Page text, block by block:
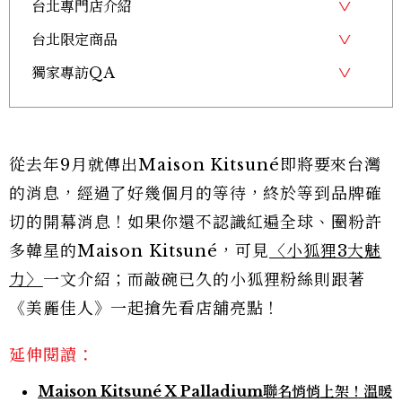
台北專門店介紹
台北限定商品
獨家專訪QA
從去年9月就傳出Maison Kitsuné即將要來台灣
的消息，經過了好幾個月的等待，終於等到品牌確
切的開幕消息！如果你還不認識紅遍全球、圈粉許
多韓星的Maison Kitsuné，可見 〈小狐狸3大魅
力〉 一文介紹；而敲碗已久的小狐狸粉絲則跟著
《美麗佳人》一起搶先看店舖亮點！
延伸閱讀：
Maison Kitsuné X Palladium聯名悄悄上架！溫暖